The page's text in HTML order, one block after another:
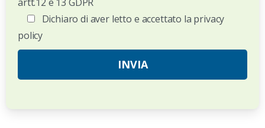
Dichiaro di aver letto e accettato la privacy
policy